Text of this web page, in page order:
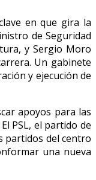
en que gira la
de Seguridad
y Sergio Moro
Un gabinete
y ejecución de
apoyos para las
PSL, el partido de
partidos del centro
una nueva